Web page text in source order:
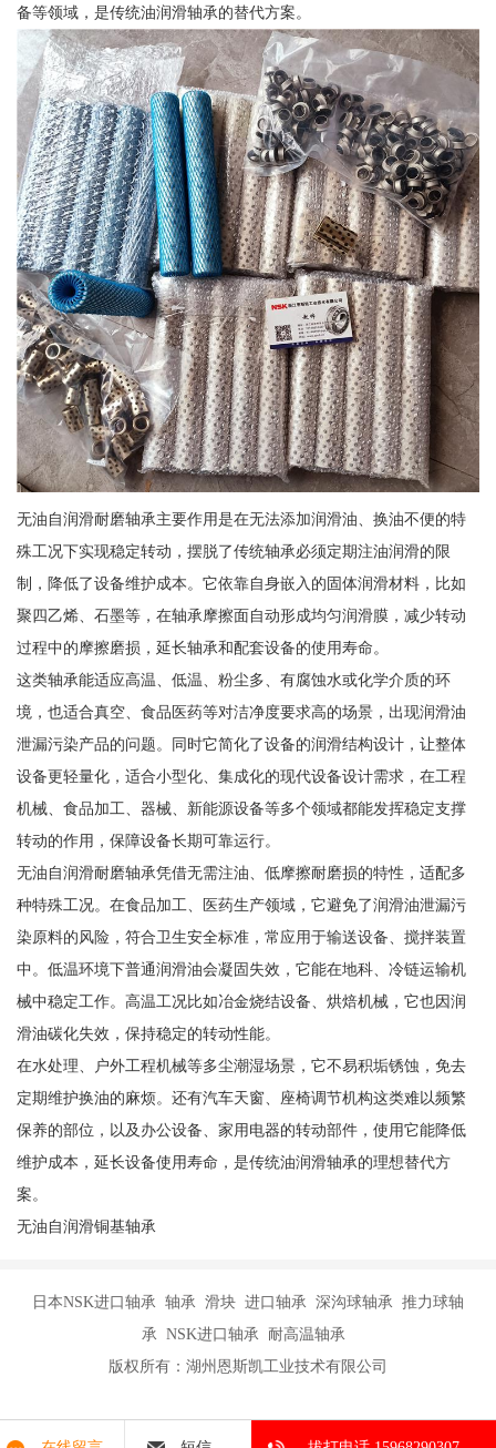
备等领域，是传统油润滑轴承的替代方案。
无油自润滑耐磨轴承主要作用是在无法添加润滑油、换油不便的特
殊工况下实现稳定转动，摆脱了传统轴承必须定期注油润滑的限
制，降低了设备维护成本。它依靠自身嵌入的固体润滑材料，比如
聚四乙烯、石墨等，在轴承摩擦面自动形成均匀润滑膜，减少转动
过程中的摩擦磨损，延长轴承和配套设备的使用寿命。
这类轴承能适应高温、低温、粉尘多、有腐蚀水或化学介质的环
境，也适合真空、食品医药等对洁净度要求高的场景，出现润滑油
泄漏污染产品的问题。同时它简化了设备的润滑结构设计，让整体
设备更轻量化，适合小型化、集成化的现代设备设计需求，在工程
机械、食品加工、器械、新能源设备等多个领域都能发挥稳定支撑
转动的作用，保障设备长期可靠运行。
无油自润滑耐磨轴承凭借无需注油、低摩擦耐磨损的特性，适配多
种特殊工况。在食品加工、医药生产领域，它避免了润滑油泄漏污
染原料的风险，符合卫生安全标准，常应用于输送设备、搅拌装置
中。低温环境下普通润滑油会凝固失效，它能在地科、冷链运输机
械中稳定工作。高温工况比如冶金烧结设备、烘焙机械，它也因润
滑油碳化失效，保持稳定的转动性能。
在水处理、户外工程机械等多尘潮湿场景，它不易积垢锈蚀，免去
定期维护换油的麻烦。还有汽车天窗、座椅调节机构这类难以频繁
保养的部位，以及办公设备、家用电器的转动部件，使用它能降低
维护成本，延长设备使用寿命，是传统油润滑轴承的理想替代方
案。
无油自润滑铜基轴承
日本NSK进口轴承 轴承 滑块 进口轴承 深沟球轴承 推力球轴
承 NSK进口轴承 耐高温轴承
版权所有：湖州恩斯凯工业技术有限公司